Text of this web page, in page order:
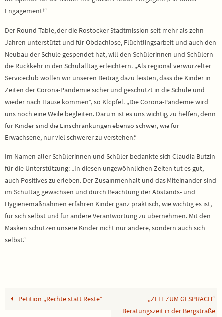
Engagement!“
Der Round Table, der die Rostocker Stadtmission seit mehr als zehn
Jahren unterstützt und für Obdachlose, Flüchtlingsarbeit und auch den
Neubau der Schule gespendet hat, will den Schülerinnen und Schülern
die Rückkehr in den Schulalltag erleichtern. „Als regional verwurzelter
Serviceclub wollen wir unseren Beitrag dazu leisten, dass die Kinder in
Zeiten der Corona-Pandemie sicher und geschützt in die Schule und
wieder nach Hause kommen“, so Klöpfel. „Die Corona-Pandemie wird
uns noch eine Weile begleiten. Darum ist es uns wichtig, zu helfen, denn
für Kinder sind die Einschränkungen ebenso schwer, wie für
Erwachsene, nur viel schwerer zu verstehen.“
Im Namen aller Schülerinnen und Schüler bedankte sich Claudia Butzin
für die Unterstützung: „In diesen ungewöhnlichen Zeiten tut es gut,
auch Positives zu erleben. Der Zusammenhalt und das Miteinander sind
im Schultag gewachsen und durch Beachtung der Abstands- und
Hygienemaßnahmen erfahren Kinder ganz praktisch, wie wichtig es ist,
für sich selbst und für andere Verantwortung zu übernehmen. Mit den
Masken schützen unsere Kinder nicht nur andere, sondern auch sich
selbst.“
Petition „Rechte statt Reste“
„ZEIT ZUM GESPRÄCH“
Beratungszeit in der Bergstraße